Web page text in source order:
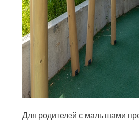
Для родителей с малышами